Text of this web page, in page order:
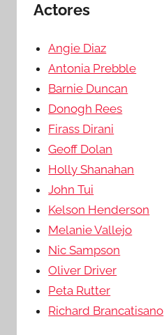
Actores
Angie Diaz
Antonia Prebble
Barnie Duncan
Donogh Rees
Firass Dirani
Geoff Dolan
Holly Shanahan
John Tui
Kelson Henderson
Melanie Vallejo
Nic Sampson
Oliver Driver
Peta Rutter
Richard Brancatisano